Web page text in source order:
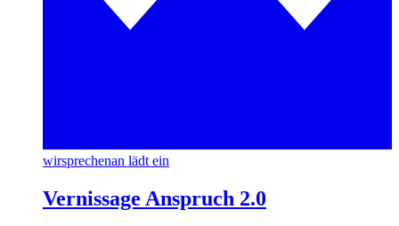
wirsprechenan lädt ein
Vernissage Anspruch 2.0